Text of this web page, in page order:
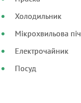
Холодильник
Мікрохвильова піч
Електрочайник
Посуд